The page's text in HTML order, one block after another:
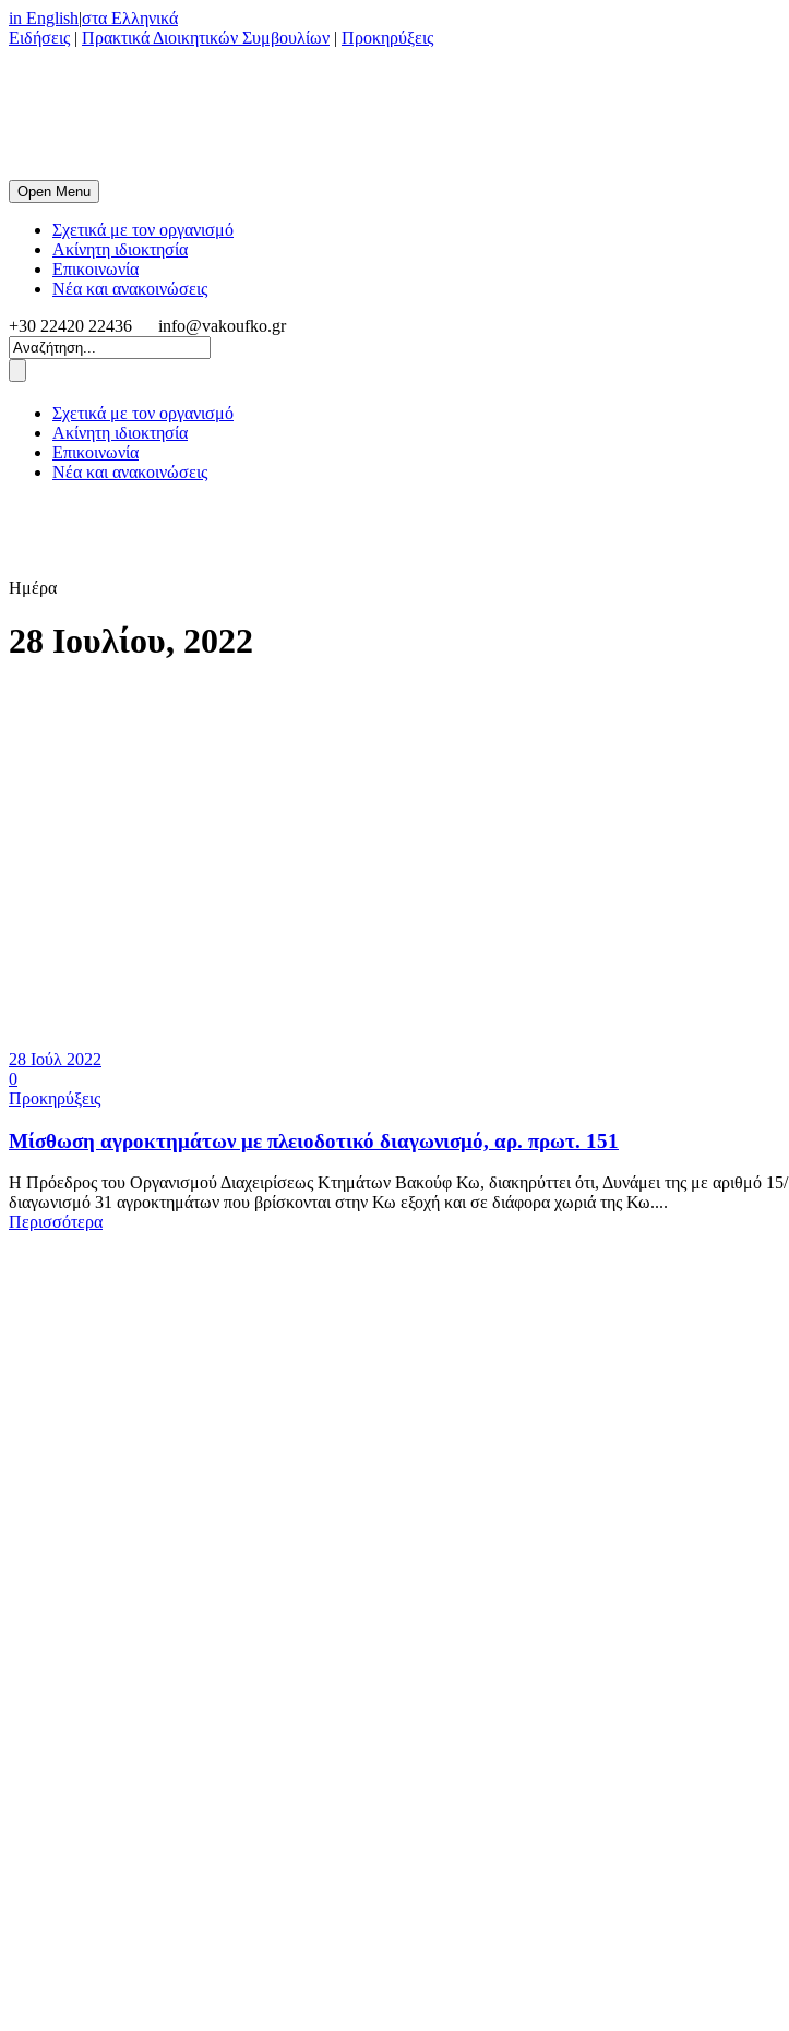
in English|στα Ελληνικά
Ειδήσεις | Πρακτικά Διοικητικών Συμβουλίων | Προκηρύξεις
Open Menu
Σχετικά με τον οργανισμό
Ακίνητη ιδιοκτησία
Επικοινωνία
Νέα και ανακοινώσεις
+30 22420 22436
info@vakoufko.gr
Σχετικά με τον οργανισμό
Ακίνητη ιδιοκτησία
Επικοινωνία
Νέα και ανακοινώσεις
Ημέρα
28 Ιουλίου, 2022
28 Ιούλ 2022
0
Προκηρύξεις
Μίσθωση αγροκτημάτων με πλειοδοτικό διαγωνισμό, αρ. πρωτ. 151
Η Πρόεδρος του Οργανισμού Διαχειρίσεως Κτημάτων Βακούφ Κω, διακηρύττει ότι, Δυνάμει της με
διαγωνισμό 31 αγροκτημάτων που βρίσκονται στην Κω εξοχή και σε διάφορα χωριά της Κω....
Περισσότερα